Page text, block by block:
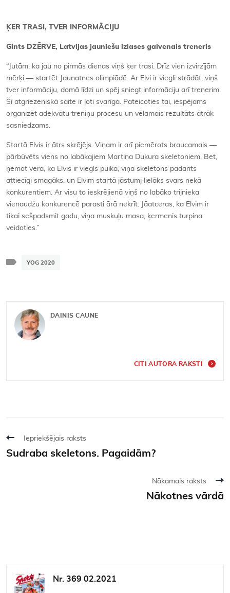
ĶER TRASI, TVER INFORMĀCIJU
Gints DZĒRVE, Latvijas jauniešu izlases galvenais treneris
“Jutām, ka jau no pirmās dienas viņš ķer trasi. Drīz vien izvirzījām
mērķi — startēt Jaunatnes olimpiādē. Ar Elvi ir viegli strādāt, viņš
tver informāciju, domā līdzi un spēj sniegt informāciju arī trenerim.
Šī atgriezeniskā saite ir ļoti svarīga. Pateicoties tai, iespējams
organizēt adekvātu treniņu procesu un vēlamais rezultāts ātrāk
sasniedzams.
Startā Elvis ir ātrs skrējējs. Viņam ir arī piemērots braucamais —
pārbūvēts viens no labākajiem Martina Dukura skeletoniem. Bet,
ņemot vērā, ka Elvis ir viegls puika, viņa skeletons padarīts
attiecīgi smagāks, un Elvim startā jāstumj lielāks svars nekā
konkurentiem. Ar visu to ieskrējienā viņš no labāko trijnieka
vienaudžu konkurencē parasti ārā nekrīt. Jāatceras, ka Elvim ir
tikai sešpadsmit gadu, viņa muskuļu masa, ķermenis turpina
veidoties.”
YOG 2020
DAINIS CAUNE
CITI AUTORA RAKSTI
Iepriekšējais raksts
Sudraba skeletons. Pagaidām?
Nākamais raksts
Nākotnes vārdā
Nr. 369 02.2021